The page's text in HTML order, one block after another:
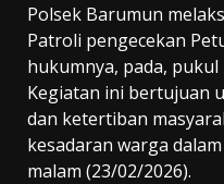
Polsek Barumun
Patroli pengecekan
hukumnya, pada, pukul
Kegiatan ini bertujuan
dan ketertiban
kesadaran warga
malam (23/02/2026).